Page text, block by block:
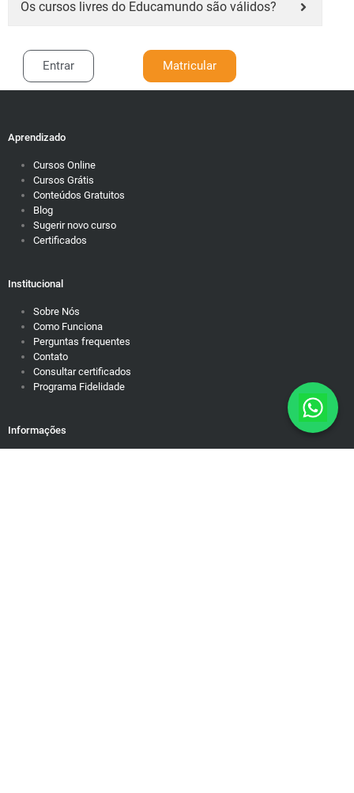
Os cursos livres do Educamundo são válidos?
Entrar Matricular
Aprendizado
Cursos Online
Cursos Grátis
Conteúdos Gratuitos
Blog
Sugerir novo curso
Certificados
Institucional
Sobre Nós
Como Funciona
Perguntas frequentes
Contato
Consultar certificados
Programa Fidelidade
Informações